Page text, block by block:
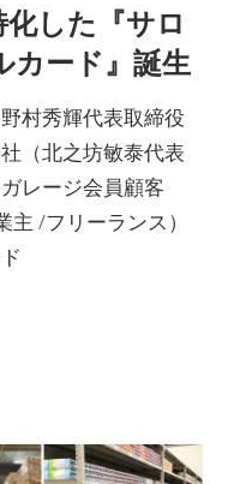
した『サロ
カード』誕生
村秀輝代表取締役
（北之坊敏泰代表
レージ会員顧客
主 /フリーランス）